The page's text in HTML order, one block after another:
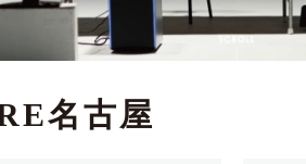
名古屋